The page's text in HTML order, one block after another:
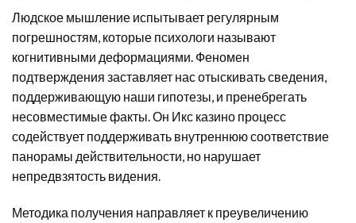
Людское мышление испытывает регулярным
погрешностям, которые психологи называют
когнитивными деформациями. Феномен
подтверждения заставляет нас отыскивать сведения,
поддерживающую наши гипотезы, и пренебрегать
несовместимые факты. Он Икс казино процесс
содействует поддерживать внутреннюю соответствие
панорамы действительности, но нарушает
непредвзятость видения.
Методика получения направляет к преувеличению